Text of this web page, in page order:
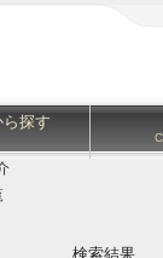
探す
検索結果